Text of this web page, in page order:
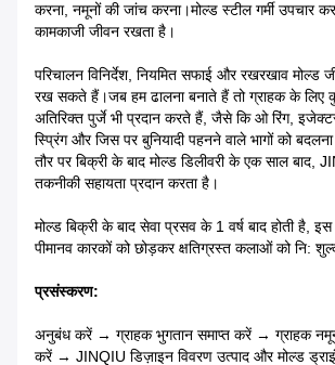
करना, नमूनों की जांच करना।मोल्ड स्टील गर्मी उपचार
कामकाजी जीवन रखता है।
परिचालन विनिर्देश, नियमित सफाई और रखरखाव मोल्ड
रख सकते हैं।जब हम ढालना बनाते हैं तो ग्राहक के लिए
अतिरिक्त पुर्जे भी प्रदान करते हैं, जैसे कि ओ रिंग,
स्प्रिंग और जिस पर बुनियादी पहनने वाले भागों को
तौर पर बिक्री के बाद मोल्ड डिलीवरी के एक साल बाद,
तकनीकी सहायता प्रदान करता है।
मोल्ड बिक्री के बाद सेवा प्रसव के 1 वर्ष बाद होती है,
पीमानव कारकों को छोड़कर क्षतिग्रस्त कलाओं को नि:
प्रसंस्करण:
अनुबंध करें → ग्राहक भुगतान समाप्त करें → ग्राहक
करें → JINQIU डिज़ाइन विवरण उत्पाद और मोल्ड